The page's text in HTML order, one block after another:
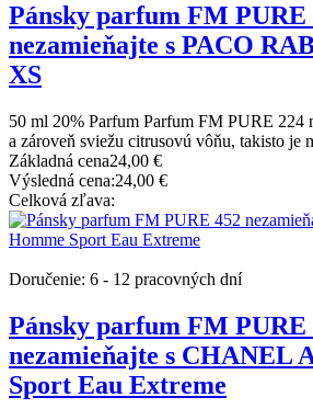
Pánsky parfum FM PURE
nezamieňajte s PACO
XS
50 ml 20% Parfum Parfum FM PURE 224
a zároveň sviežu citrusovú vôňu, takisto je
Základná cena24,00 €
Výsledná cena:24,00 €
Celková zľava:
Doručenie: 6 - 12 pracovných dní
Pánsky parfum FM PURE
nezamieňajte s CHANEL
Sport Eau Extreme